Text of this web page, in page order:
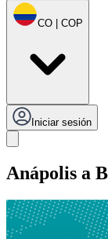
CO | COP
Iniciar sesión
Anápolis a